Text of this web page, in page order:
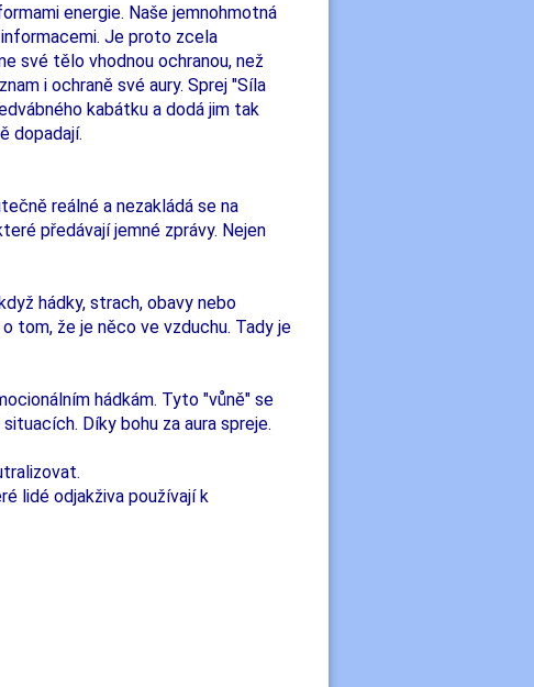
energie. Naše jemnohmotná
Je proto zcela
své tělo vhodnou ochranou, než
i ochraně své aury. Sprej "Síla
kabátku a dodá jim tak
dopadají.
reálné a nezakládá se na
předávají jemné zprávy. Nejen
hádky, strach, obavy nebo
tom, že je něco ve vzduchu. Tady je
hádkám. Tyto "vůně" se
Díky bohu za aura spreje.
lidé odjakživa používají k